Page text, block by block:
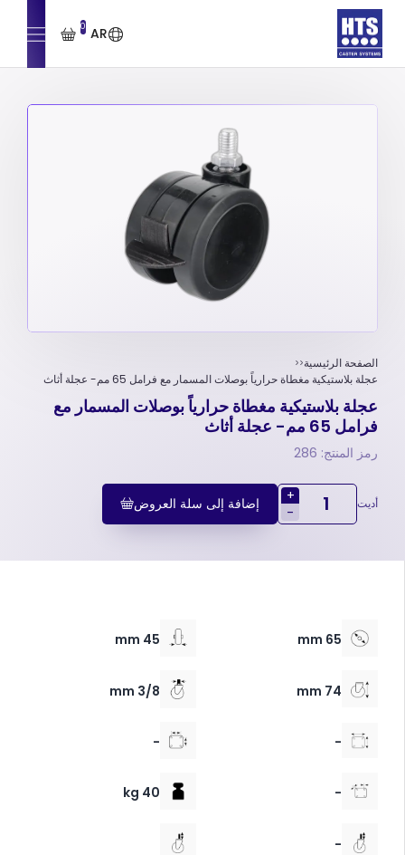
AR
0
الصفحة الرئيسية
عجلة بلاستيكية مغطاة حرارياً بوصلات المسمار مع فرامل 65 مم- عجلة أثاث
عجلة بلاستيكية مغطاة حرارياً بوصلات المسمار مع
فرامل 65 مم- عجلة أثاث
رمز المنتج: 286
أديت
+
-
إضافة إلى سلة العروض
65 mm
45 mm
74 mm
3/8 mm
-
-
-
40 kg
-